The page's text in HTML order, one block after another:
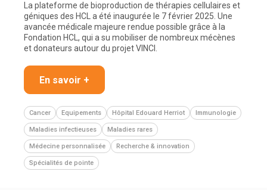
La plateforme de bioproduction de thérapies cellulaires et
géniques des HCL a été inaugurée le 7 février 2025. Une
avancée médicale majeure rendue possible grâce à la
Fondation HCL, qui a su mobiliser de nombreux mécènes
et donateurs autour du projet VINCI.
En savoir +
Cancer Equipements Hôpital Edouard Herriot Immunologie
Maladies infectieuses Maladies rares
Médecine personnalisée Recherche & innovation
Spécialités de pointe